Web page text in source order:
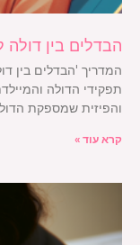
הבדלים בין דולה
המדריך 'הבדלים בין
תפקידי הדולה
והפיזית שמספקת
קרא עוד »